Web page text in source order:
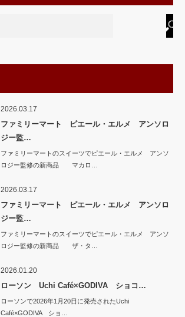
2026.03.17
ファミリーマート ピエール・エルメ アンソロ
ジー監…
ファミリーマートのスイーツでピエール・エルメ アンソ
ロジー監修の新商品 マカロ…
2026.03.17
ファミリーマート ピエール・エルメ アンソロ
ジー監…
ファミリーマートのスイーツでピエール・エルメ アンソ
ロジー監修の新商品 ザ・タ…
2026.01.20
ローソン Uchi Café×GODIVA ショコ…
ローソンで2026年1月20日に発売されたUchi
Café×GODIVA ショ…